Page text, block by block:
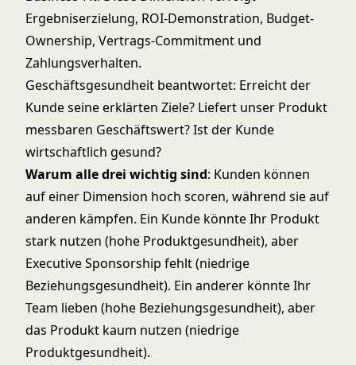
Ergebniserzielung, ROI-Demonstration, Budget-
Ownership, Vertrags-Commitment und
Zahlungsverhalten.
Geschäftsgesundheit beantwortet: Erreicht der
Kunde seine erklärten Ziele? Liefert unser Produkt
messbaren Geschäftswert? Ist der Kunde
wirtschaftlich gesund?
Warum alle drei wichtig sind: Kunden können
auf einer Dimension hoch scoren, während sie auf
anderen kämpfen. Ein Kunde könnte Ihr Produkt
stark nutzen (hohe Produktgesundheit), aber
Executive Sponsorship fehlt (niedrige
Beziehungsgesundheit). Ein anderer könnte Ihr
Team lieben (hohe Beziehungsgesundheit), aber
das Produkt kaum nutzen (niedrige
Produktgesundheit).